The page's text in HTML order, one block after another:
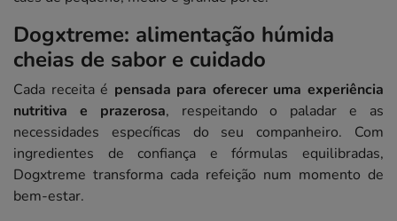
Dogxtreme: alimentação húmida
cheias de sabor e cuidado
Cada receita é pensada para oferecer uma experiência
nutritiva e prazerosa, respeitando o paladar e as
necessidades específicas do seu companheiro. Com
ingredientes de confiança e fórmulas equilibradas,
Dogxtreme transforma cada refeição num momento de
bem-estar.